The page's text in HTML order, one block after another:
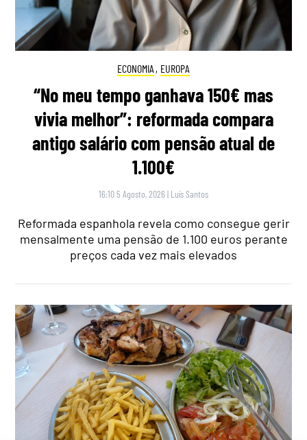
ECONOMIA , EUROPA
“No meu tempo ganhava 150€ mas
vivia melhor”: reformada compara
antigo salário com pensão atual de
1.100€
16:10 5 Agosto, 2026 | Luís Santos
Reformada espanhola revela como consegue gerir
mensalmente uma pensão de 1.100 euros perante
preços cada vez mais elevados